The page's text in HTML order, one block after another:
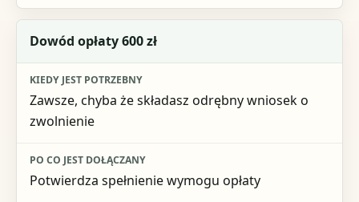
Dowód opłaty 600 zł
Zawsze, chyba że składasz odrębny wniosek o
zwolnienie
Potwierdza spełnienie wymogu opłaty